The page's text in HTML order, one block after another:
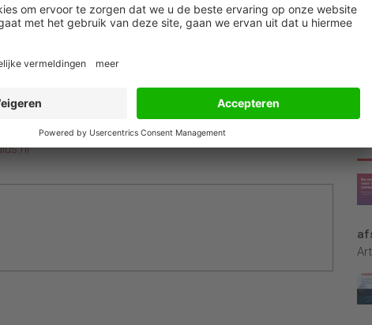
“Dit komt doordat bedrijven in de meeste landen
gevolgen van de crisis te beperken. Toch zal zich
in de achterstallige betalingen in de regio. Bedrijven
van de betalingsmoraal.“
tweede kwartaal van 2021, ruim een jaar nadat de
een wereldwijde pandemie. Het onderzoek heeft
en de Verenigde Arabische Emiraten. De